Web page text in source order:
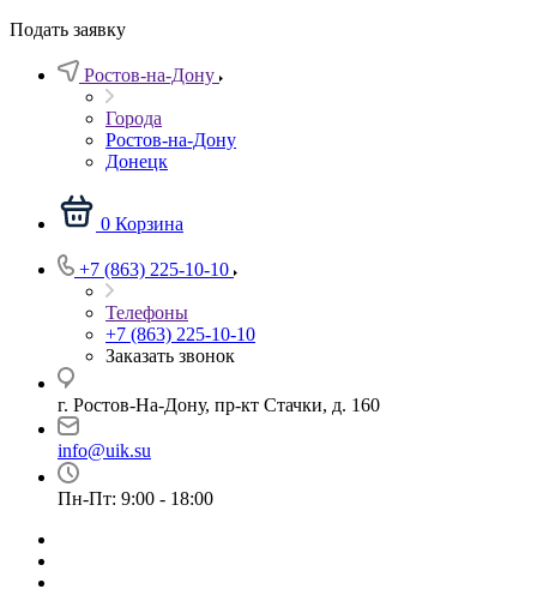
Подать заявку
Ростов-на-Дону
Города
Ростов-на-Дону
Донецк
0 Корзина
+7 (863) 225-10-10
Телефоны
+7 (863) 225-10-10
Заказать звонок
г. Ростов-На-Дону, пр-кт Стачки, д. 160
info@uik.su
Пн-Пт: 9:00 - 18:00